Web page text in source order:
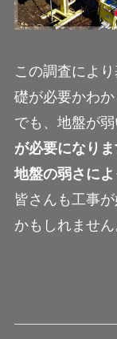
この調査によ
礎が必要かわか
でも、地盤が
が必要になり
地盤の弱さに
皆さんも工事
かもしれません